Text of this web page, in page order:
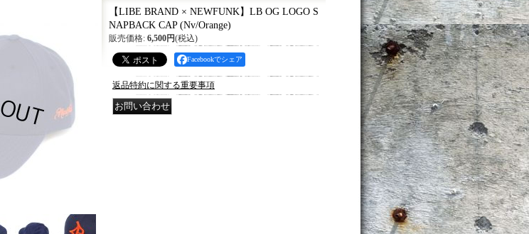
【LIBE BRAND × NEWFUNK】LB OG LOGO S
NAPBACK CAP (Nv/Orange)
販売価格: 6,500円(税込)
Facebookでシェア
返品特約に関する重要事項